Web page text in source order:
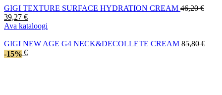
GIGI TEXTURE SURFACE HYDRATION CREAM 46,20€
39,27 €Current
price
39,27 €.
Ava kataloogi
GIGI NEW AGE G4 NECK&DECOLLETE CREAM 85,80€
72,93 €Current
-15%